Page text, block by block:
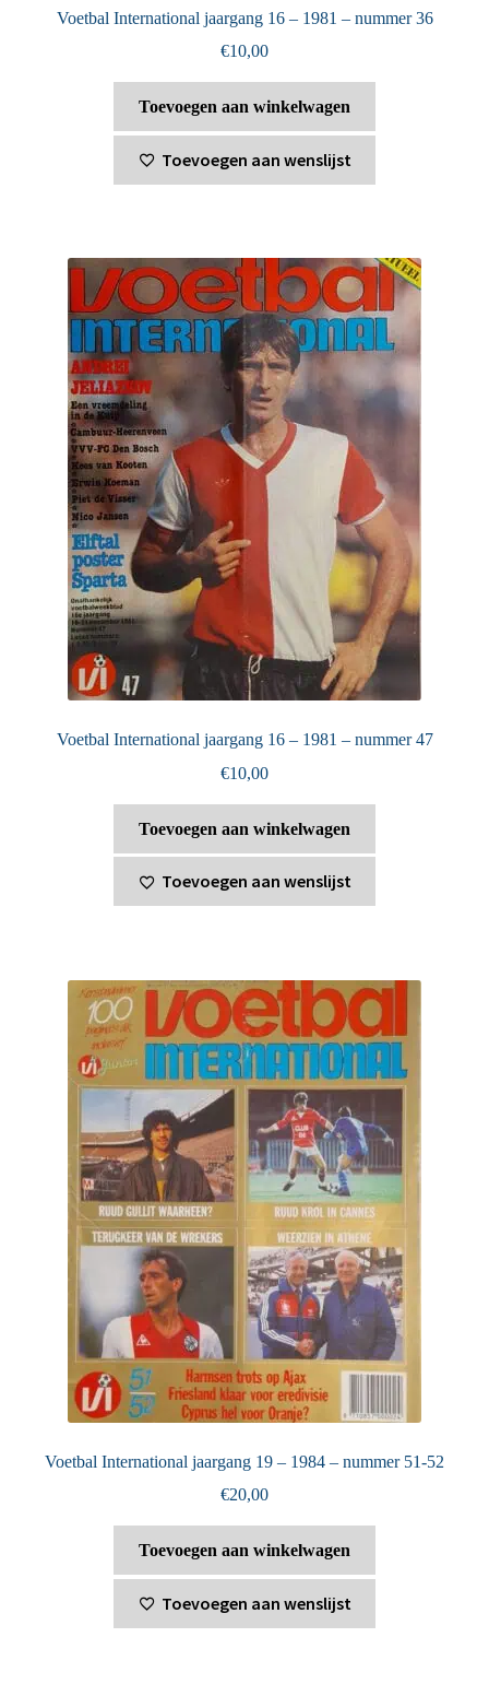
Voetbal International jaargang 16 – 1981 – nummer 36
€10,00
Toevoegen aan winkelwagen
Toevoegen aan wenslijst
Voetbal International jaargang 16 – 1981 – nummer 47
€10,00
Toevoegen aan winkelwagen
Toevoegen aan wenslijst
Voetbal International jaargang 19 – 1984 – nummer 51-52
€20,00
Toevoegen aan winkelwagen
Toevoegen aan wenslijst